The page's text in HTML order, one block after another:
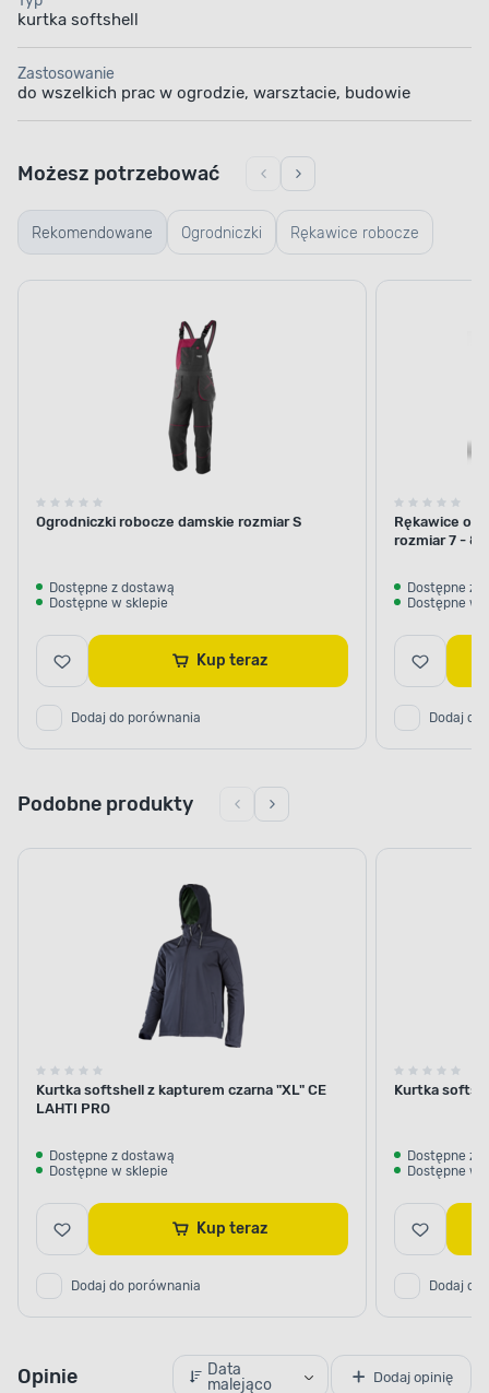
kurtka softshell
Zastosowanie
do wszelkich prac w ogrodzie, warsztacie, budowie
Rekomendowane Ogrodniczki Rękawice robocze
Możesz potrzebować
Ogrodniczki robocze damskie rozmiar S
Dostępne z dostawą
Dostępne w sklepie
Kup teraz
Dodaj do porównania
Rękawice
rozmiar 7 - 8
Dostępne z
Dostępne w
Dodaj do
Podobne produkty
Kurtka softshell z kapturem czarna "XL" CE
LAHTI PRO
Dostępne z dostawą
Dostępne w sklepie
Kup teraz
Dodaj do porównania
Kurtka
Dostępne z
Dostępne w
Dodaj do
Opinie
Data
malejąco
Dodaj opinię